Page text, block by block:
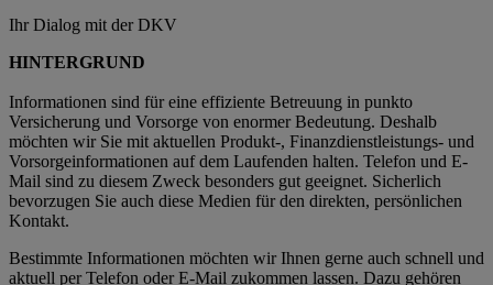
Ihr Dialog mit der DKV
HINTERGRUND
Informationen sind für eine effiziente Betreuung in punkto
Versicherung und Vorsorge von enormer Bedeutung. Deshalb
möchten wir Sie mit aktuellen Produkt-, Finanzdienstleistungs- und
Vorsorgeinformationen auf dem Laufenden halten. Telefon und E-
Mail sind zu diesem Zweck besonders gut geeignet. Sicherlich
bevorzugen Sie auch diese Medien für den direkten, persönlichen
Kontakt.
Bestimmte Informationen möchten wir Ihnen gerne auch schnell und
aktuell per Telefon oder E-Mail zukommen lassen. Dazu gehören